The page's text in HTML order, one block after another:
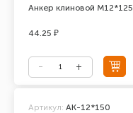
Анкер клиновой М12*125
44.25 ₽
Артикул: АК-12*150